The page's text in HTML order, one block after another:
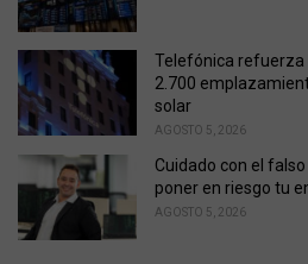
Telefónica refuerza
2.700
solar
AGOSTO 5, 2026
Cuidado con el
poner en riesgo tu
AGOSTO 5, 2026